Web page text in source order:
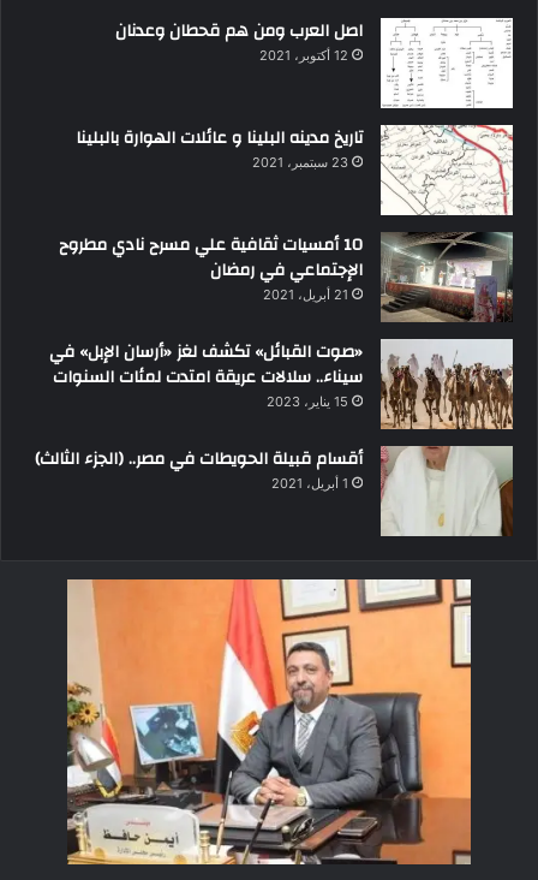
اصل العرب ومن هم قحطان وعدنان
12 أكتوبر، 2021
تاريخ مدينه البلينا و عائلات الهوارة بالبلينا
23 سبتمبر، 2021
10 أمسيات ثقافية علي مسرح نادي مطروح
الإجتماعي في رمضان
21 أبريل، 2021
«صوت القبائل» تكشف لغز «أرسان الإبل» في
سيناء.. سلالات عريقة امتدت لمئات السنوات
15 يناير، 2023
أقسام قبيلة الحويطات في مصر.. (الجزء الثالث)
1 أبريل، 2021